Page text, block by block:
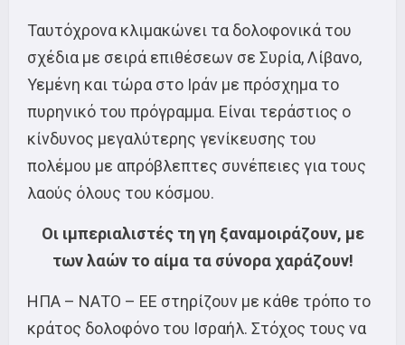
Ταυτόχρονα κλιμακώνει τα δολοφονικά του
σχέδια με σειρά επιθέσεων σε Συρία, Λίβανο,
Υεμένη και τώρα στο Ιράν με πρόσχημα το
πυρηνικό του πρόγραμμα. Είναι τεράστιος ο
κίνδυνος μεγαλύτερης γενίκευσης του
πολέμου με απρόβλεπτες συνέπειες για τους
λαούς όλους του κόσμου.
Οι ιμπεριαλιστές τη γη ξαναμοιράζουν, με
των λαών το αίμα τα σύνορα χαράζουν!
ΗΠΑ – ΝΑΤΟ – ΕΕ στηρίζουν με κάθε τρόπο το
κράτος δολοφόνο του Ισραήλ. Στόχος τους να